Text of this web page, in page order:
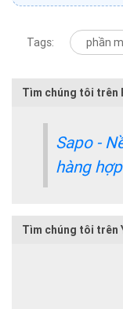
Tags: phần
Tìm chúng tôi trên
Sapo -
hàng
Tìm chúng tôi trên